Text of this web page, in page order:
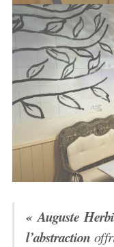
« Auguste
l’abstraction